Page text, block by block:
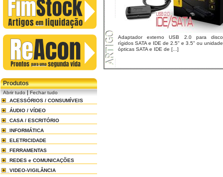
Produtos
Abrir tudo|Fechar tudo
ACESSÓRIOS / CONSUMÍVEIS
ÁUDIO / VÍDEO
CASA / ESCRITÓRIO
INFORMÁTICA
ELETRICIDADE
FERRAMENTAS
REDES e COMUNICAÇÕES
VIDEO-VIGILÂNCIA
Adaptador externo USB 2.0 para
rígidos SATA e IDE de 2.5" e 3.5" ou
ópticas SATA e IDE de [...]